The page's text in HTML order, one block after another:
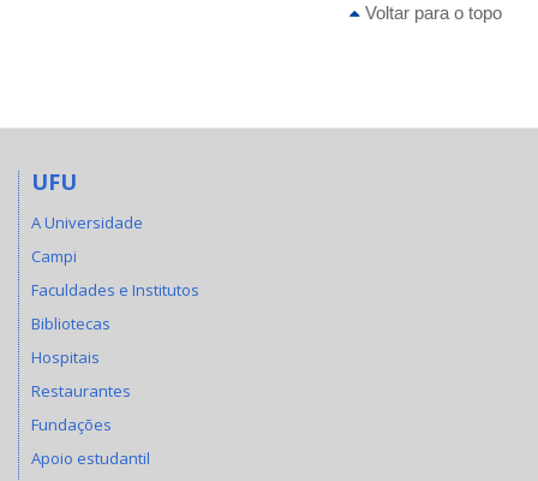
Voltar para o topo
UFU
A Universidade
Campi
Faculdades e Institutos
Bibliotecas
Hospitais
Restaurantes
Fundações
Apoio estudantil